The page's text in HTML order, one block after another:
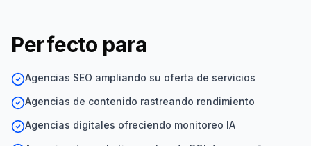
Perfecto para
Agencias SEO ampliando su oferta de servicios
Agencias de contenido rastreando rendimiento
Agencias digitales ofreciendo monitoreo IA